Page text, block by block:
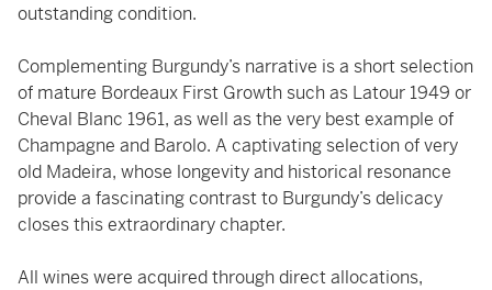
outstanding condition.
Complementing Burgundy’s narrative is a short selection
of mature Bordeaux First Growth such as Latour 1949 or
Cheval Blanc 1961, as well as the very best example of
Champagne and Barolo. A captivating selection of very
old Madeira, whose longevity and historical resonance
provide a fascinating contrast to Burgundy’s delicacy
closes this extraordinary chapter.
All wines were acquired through direct allocations,